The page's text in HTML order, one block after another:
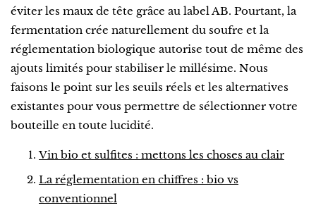
éviter les maux de tête grâce au label AB. Pourtant, la
fermentation crée naturellement du soufre et la
réglementation biologique autorise tout de même des
ajouts limités pour stabiliser le millésime. Nous
faisons le point sur les seuils réels et les alternatives
existantes pour vous permettre de sélectionner votre
bouteille en toute lucidité.
Vin bio et sulfites : mettons les choses au clair
La réglementation en chiffres : bio vs
conventionnel